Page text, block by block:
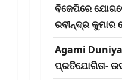
ବିଜେପିରେ
ରବୀନ୍ଦ୍ର କୁମାର
Agami Duniya
ପ୍ରତିଯୋଗିତା-